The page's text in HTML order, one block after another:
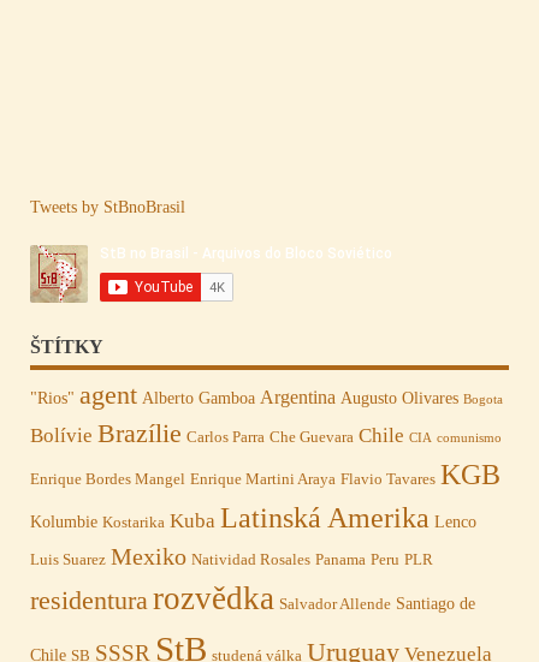
Tweets by StBnoBrasil
ŠTÍTKY
"Rios" agent Alberto Gamboa Argentina Augusto Olivares Bogota
Bolívie Brazílie Carlos Parra Che Guevara Chile CIA comunismo
Enrique Bordes Mangel Enrique Martini Araya Flavio Tavares KGB
Kolumbie Kostarika Kuba Latinská Amerika Lenco
Luis Suarez Mexiko Natividad Rosales Panama Peru PLR
residentura rozvědka Salvador Allende Santiago de
Chile SB SSSR StB studená válka Uruguay Venezuela